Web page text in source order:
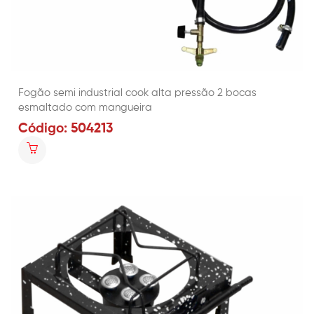
Fogão semi industrial cook alta pressão 2 bocas
esmaltado com mangueira
Código: 504213